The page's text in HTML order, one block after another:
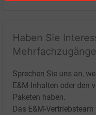
Haben Sie
Sprechen Sie uns an,
E&M-Inhalten oder den
Paketen haben.
Das E&M-